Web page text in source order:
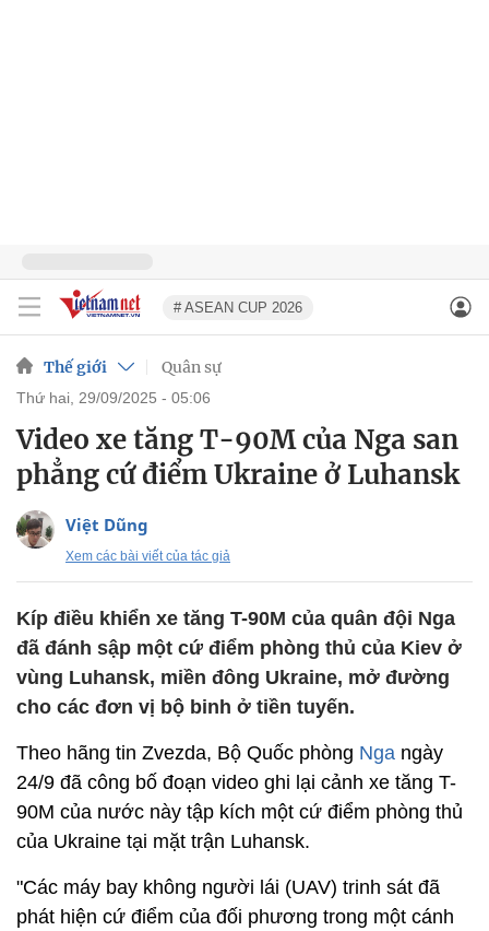
# ASEAN CUP 2026
Thế giới Quân sự
thứ hai, 29/09/2025 - 05:06
Video xe tăng T-90M của Nga san
phẳng cứ điểm Ukraine ở Luhansk
Việt Dũng
Xem các bài viết của tác giả
Kíp điều khiển xe tăng T-90M của quân đội Nga
đã đánh sập một cứ điểm phòng thủ của Kiev ở
vùng Luhansk, miền đông Ukraine, mở đường
cho các đơn vị bộ binh ở tiền tuyến.
Theo hãng tin Zvezda, Bộ Quốc phòng Nga ngày
24/9 đã công bố đoạn video ghi lại cảnh xe tăng T-
90M của nước này tập kích một cứ điểm phòng thủ
của Ukraine tại mặt trận Luhansk.
"Các máy bay không người lái (UAV) trinh sát đã
phát hiện cứ điểm của đối phương trong một cánh